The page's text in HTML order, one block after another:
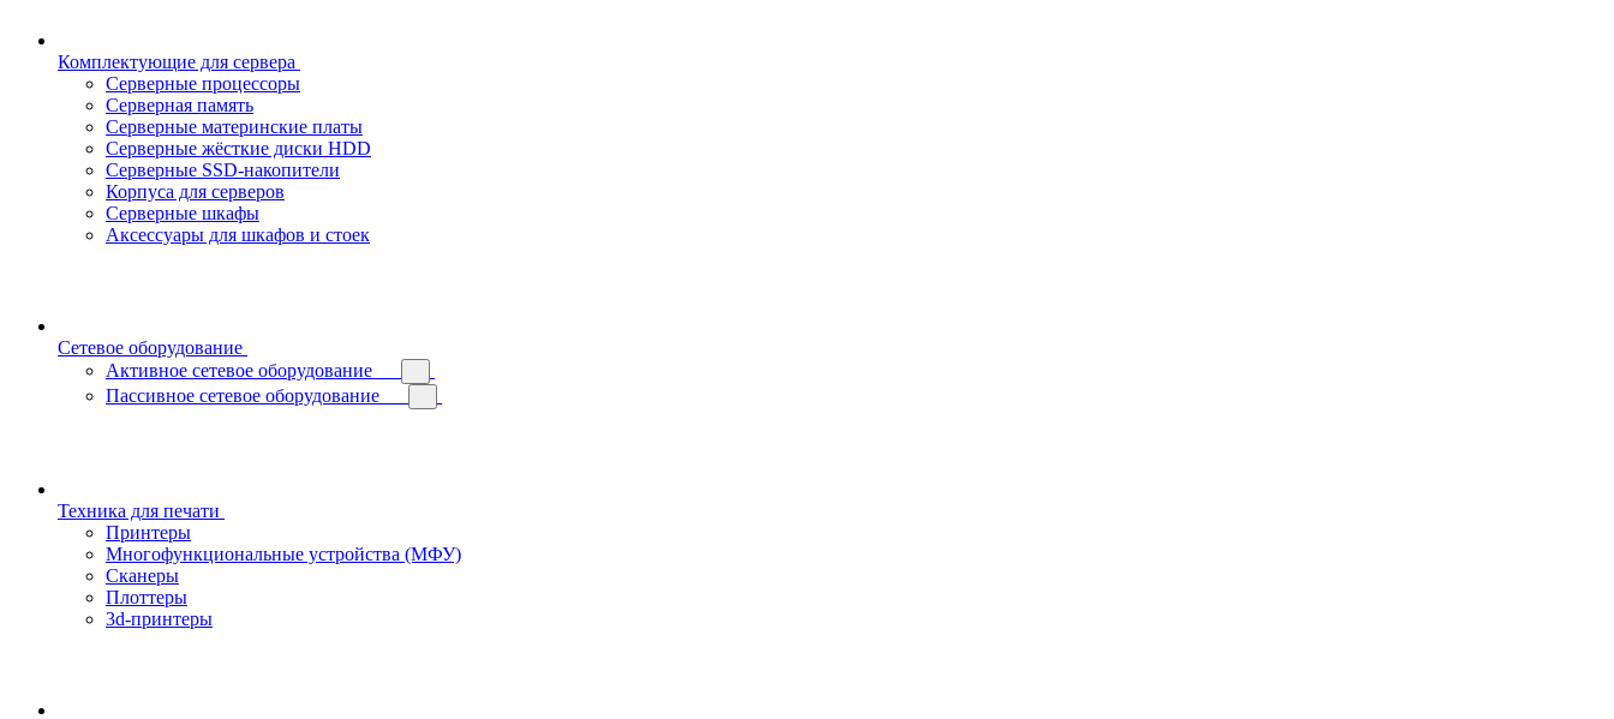
Комплектующие для сервера
Серверные процессоры
Серверная память
Серверные материнские платы
Серверные жёсткие диски HDD
Серверные SSD-накопители
Корпуса для серверов
Серверные шкафы
Аксессуары для шкафов и стоек
Сетевое оборудование
Активное сетевое оборудование
Пассивное сетевое оборудование
Техника для печати
Принтеры
Многофункциональные устройства (МФУ)
Сканеры
Плоттеры
3d-принтеры